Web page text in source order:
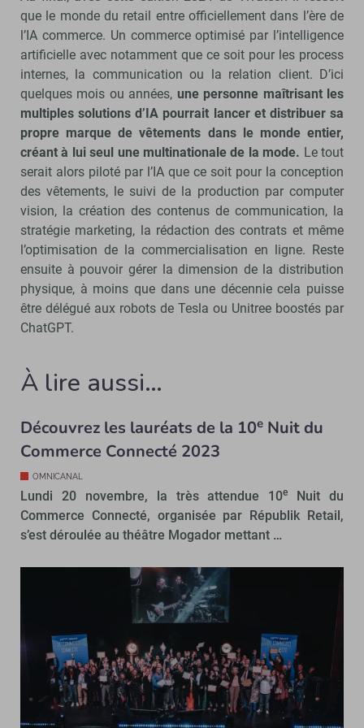
que le monde du retail entre officiellement dans l’ère de
l’IA commerce. Un commerce optimisé par l’intelligence
artificielle avec notamment que ce soit pour les process
internes, la communication ou la relation client. D’ici
quelques mois ou années, une personne maîtrisant les
multiples solutions d’IA pourrait lancer et distribuer sa
propre marque de vêtements dans le monde entier,
créant à lui seul une multinationale de la mode. Le tout
serait alors piloté par l’IA que ce soit pour la conception
des vêtements, le suivi de la production par computer
vision, la création des contenus de communication, la
stratégie marketing, la rédaction des contrats et même
l’optimisation de la commercialisation en ligne. Reste
ensuite à pouvoir gérer la dimension de la distribution
physique, à moins que dans une décennie cela puisse
être délégué aux robots de Tesla ou Unitree boostés par
ChatGPT.
À lire aussi…
Découvrez les lauréats de la 10e Nuit du
Commerce Connecté 2023
OMNICANAL
Lundi 20 novembre, la très attendue 10e
Nuit du
Commerce Connecté, organisée par Républik Retail,
s’est déroulée au théâtre Mogador mettant …